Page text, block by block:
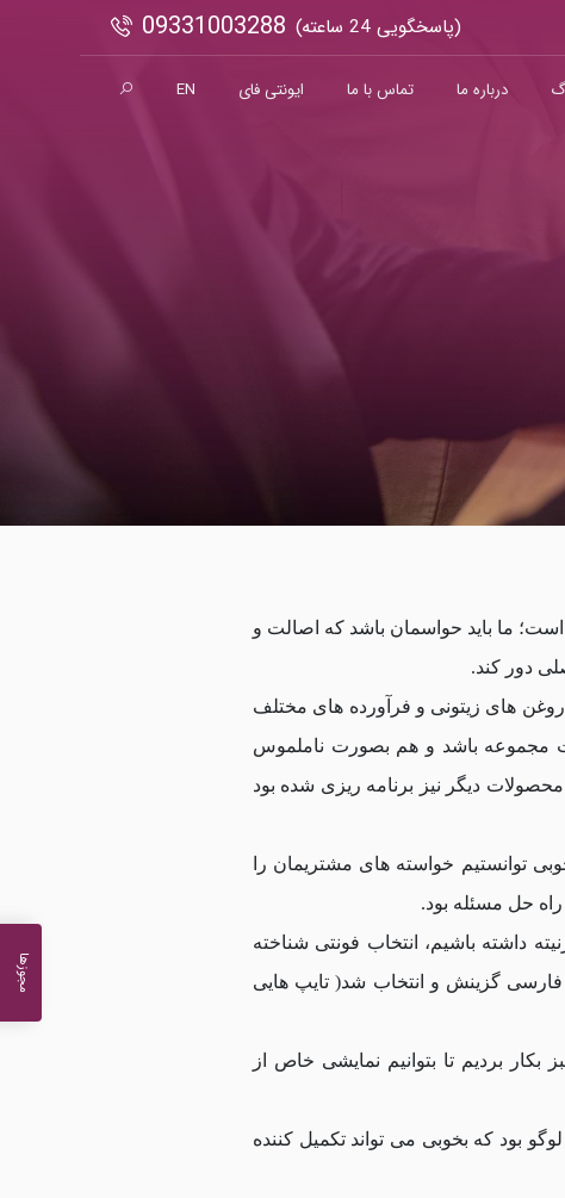
مجوزها
(پاسخگویی 24 ساعته) 09331003288
درباره ما تماس با ما ایونتی فای EN
ما باید حواسمان باشد که اصالت و
دور کند.
های زیتونی و فرآورده های مختلف
مجموعه باشد و هم بصورت ناملموس
دیگر نیز برنامه ریزی شده بود
توانستیم خواسته های مشتریمان را
راه حل مسئله بود.
داشته باشیم، انتخاب فونتی شناخته
فارسی گزینش و انتخاب شد( تایپ هایی
بردیم تا بتوانیم نمایشی خاص از
بود که بخوبی می تواند تکمیل کننده